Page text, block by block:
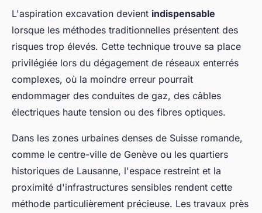
L'aspiration excavation devient indispensable
lorsque les méthodes traditionnelles présentent des
risques trop élevés. Cette technique trouve sa place
privilégiée lors du dégagement de réseaux enterrés
complexes, où la moindre erreur pourrait
endommager des conduites de gaz, des câbles
électriques haute tension ou des fibres optiques.
Dans les zones urbaines denses de Suisse romande,
comme le centre-ville de Genève ou les quartiers
historiques de Lausanne, l'espace restreint et la
proximité d'infrastructures sensibles rendent cette
méthode particulièrement précieuse. Les travaux près